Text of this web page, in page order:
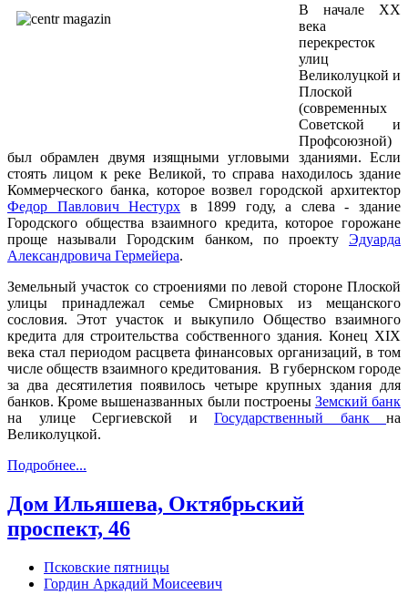
В начале XX
века
перекресток
улиц
Великолуцкой и
Плоской
(современных
Советской и
Профсоюзной)
был обрамлен двумя изящными угловыми зданиями. Если
стоять лицом к реке Великой, то справа находилось здание
Коммерческого банка, которое возвел городской архитектор
Федор Павлович Нестурх в 1899 году, а слева - здание
Городского общества взаимного кредита, которое горожане
проще называли Городским банком, по проекту Эдуарда
Александровича Гермейера.
Земельный участок со строениями по левой стороне Плоской
улицы принадлежал семье Смирновых из мещанского
сословия. Этот участок и выкупило Общество взаимного
кредита для строительства собственного здания. Конец XIX
века стал периодом расцвета финансовых организаций, в том
числе обществ взаимного кредитования. В губернском городе
за два десятилетия появилось четыре крупных здания для
банков. Кроме вышеназванных были построены Земский банк
на улице Сергиевской и Государственный банк на
Великолуцкой.
Подробнее...
Дом Ильяшева, Октябрьский
проспект, 46
Псковские пятницы
Гордин Аркадий Моисеевич